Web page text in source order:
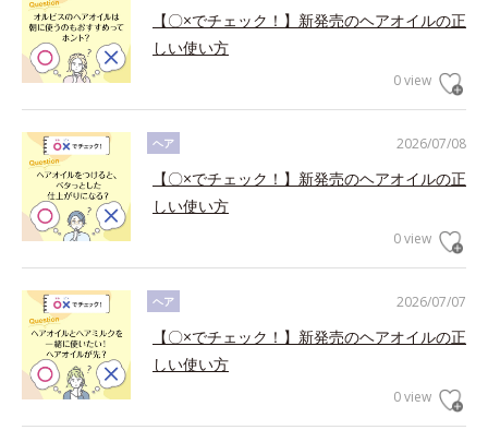
【〇×でチェック！】新発売のヘアオイルの正
しい使い方
0 view
2026/07/08
ヘア
【〇×でチェック！】新発売のヘアオイルの正
しい使い方
0 view
2026/07/07
ヘア
【〇×でチェック！】新発売のヘアオイルの正
しい使い方
0 view